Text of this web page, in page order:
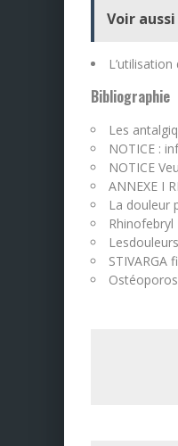
Voir aussi
Bibliographie
Les
NOTICE :
NOTICE
ANNEXE I
La douleur
Rhinofebryl